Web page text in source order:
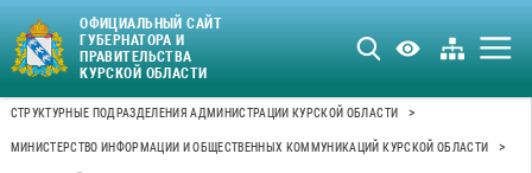
ОФИЦИАЛЬНЫЙ САЙТ
ГУБЕРНАТОРА И
ПРАВИТЕЛЬСТВА
КУРСКОЙ ОБЛАСТИ
СТРУКТУРНЫЕ ПОДРАЗДЕЛЕНИЯ АДМИНИСТРАЦИИ КУРСКОЙ ОБЛАСТИ >
МИНИСТЕРСТВО ИНФОРМАЦИИ И ОБЩЕСТВЕННЫХ КОММУНИКАЦИЙ КУРСКОЙ ОБЛАСТИ >